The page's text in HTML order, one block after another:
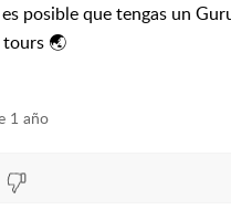
posible que tengas un
🌏
1 año